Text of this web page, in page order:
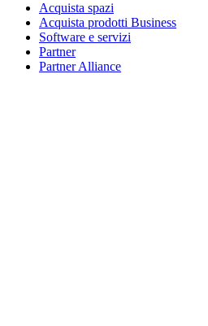
Acquista spazi
Acquista prodotti Business
Software e servizi
Partner
Partner Alliance